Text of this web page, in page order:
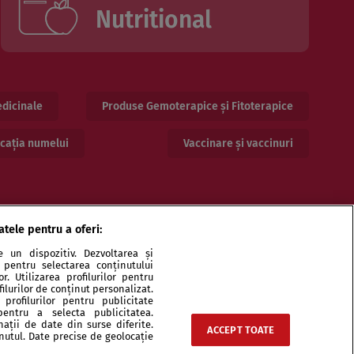
Nutritional
Produse Gemoterapice și Fitoterapice
numelui Vaccinare și vaccinuri
și specialiști Echipa Contact Sitemap
pentru a oferi:
un dispozitiv. Dezvoltarea și
selectarea conținutului
Utilizarea profilurilor pentru
de conținut personalizat.
profilurilor pentru publicitate
a selecta publicitatea.
de date din surse diferite.
Date precise de geolocație
ACCEPT TOATE